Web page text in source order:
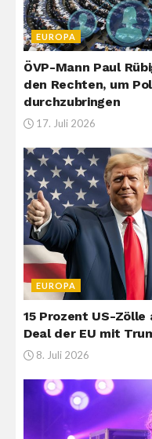
EUROPA
ÖVP-Mann Paul
den Rechten, um
durchzubringen
17. Juli 2026
EUROPA
15 Prozent US-Zölle
Deal der EU mit
8. Juli 2026